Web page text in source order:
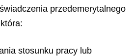
przedemerytalnego
stosunku pracy lub